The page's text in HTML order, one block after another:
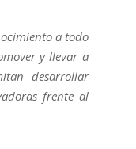
a todo
y llevar a
desarrollar
frente al